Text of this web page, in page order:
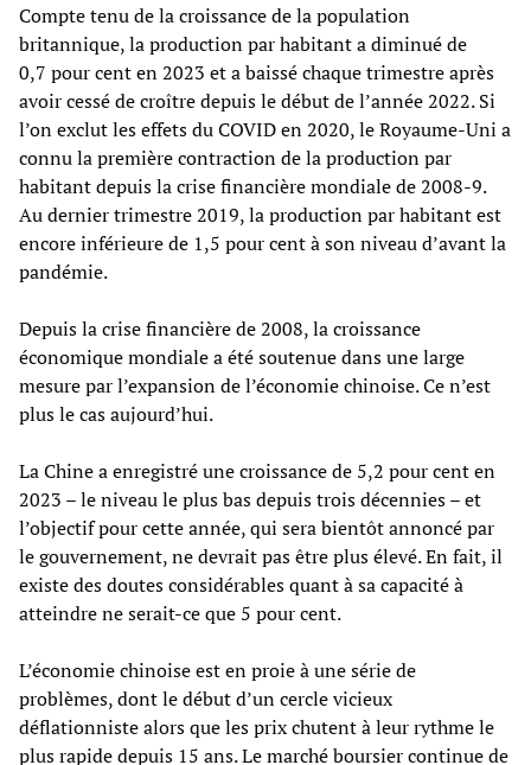
Compte tenu de la croissance de la population
britannique, la production par habitant a diminué de
0,7 pour cent en 2023 et a baissé chaque trimestre après
avoir cessé de croître depuis le début de l’année 2022. Si
l’on exclut les effets du COVID en 2020, le Royaume-Uni a
connu la première contraction de la production par
habitant depuis la crise financière mondiale de 2008-9.
Au dernier trimestre 2019, la production par habitant est
encore inférieure de 1,5 pour cent à son niveau d’avant la
pandémie.
Depuis la crise financière de 2008, la croissance
économique mondiale a été soutenue dans une large
mesure par l’expansion de l’économie chinoise. Ce n’est
plus le cas aujourd’hui.
La Chine a enregistré une croissance de 5,2 pour cent en
2023 – le niveau le plus bas depuis trois décennies – et
l’objectif pour cette année, qui sera bientôt annoncé par
le gouvernement, ne devrait pas être plus élevé. En fait, il
existe des doutes considérables quant à sa capacité à
atteindre ne serait-ce que 5 pour cent.
L’économie chinoise est en proie à une série de
problèmes, dont le début d’un cercle vicieux
déflationniste alors que les prix chutent à leur rythme le
plus rapide depuis 15 ans. Le marché boursier continue de